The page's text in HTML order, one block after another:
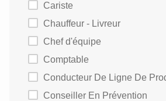
Cariste
Chauffeur - Livreur
Chef d'équipe
Comptable
Conducteur De Ligne De
Conseiller En Prévention